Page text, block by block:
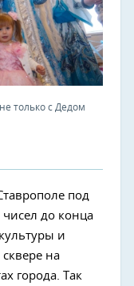
только с Дедом
под
до конца
и
на
города. Так